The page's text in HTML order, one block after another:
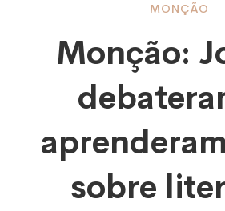
Monção:
Jovens
debateram
MONÇÃO
Monção:
sobre